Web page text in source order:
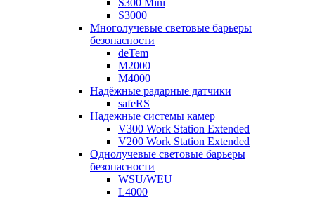
S300 Mini
S3000
Многолучевые световые барьеры
безопасности
deTem
M2000
M4000
Надёжные радарные датчики
safeRS
Надежные системы камер
V300 Work Station Extended
V200 Work Station Extended
Однолучевые световые барьеры
безопасности
WSU/WEU
L4000